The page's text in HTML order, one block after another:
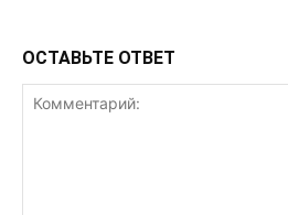
ОСТАВЬТЕ ОТВЕТ